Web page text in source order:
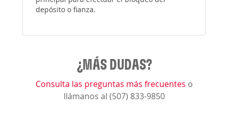
depósito o fianza.
¿MÁS DUDAS?
Consulta las preguntas más frecuentes o
llámanos al (507) 833-9850